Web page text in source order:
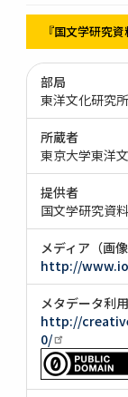
『国文学研究
部局
東洋文化研究所
所蔵者
東京大学東洋
提供者
国文学研究資
メディア（画
http://
メタデータ利
http://
0/